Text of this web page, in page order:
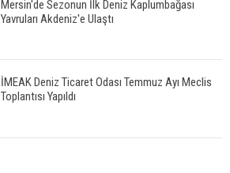
Mersin'de Sezonun İlk Deniz Kaplumbağası
Yavruları Akdeniz'e Ulaştı
İMEAK Deniz Ticaret Odası Temmuz Ayı Meclis
Toplantısı Yapıldı